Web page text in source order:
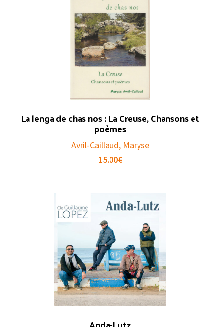
La lenga de chas nos : La Creuse, Chansons et
poèmes
Avril-Caillaud, Maryse
15.00€